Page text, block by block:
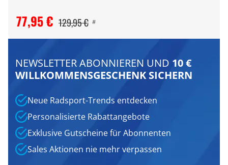
77,95 € 129,95 € #
NEWSLETTER ABONNIEREN UND 10 €
WILLKOMMENSGESCHENK SICHERN
Neue Radsport-Trends entdecken
Personalisierte Rabattangebote
Exklusive Gutscheine für Abonnenten
Sales Aktionen nie mehr verpassen